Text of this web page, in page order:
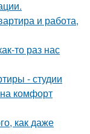
и работа,
то раз нас
- студии
комфорт
как даже